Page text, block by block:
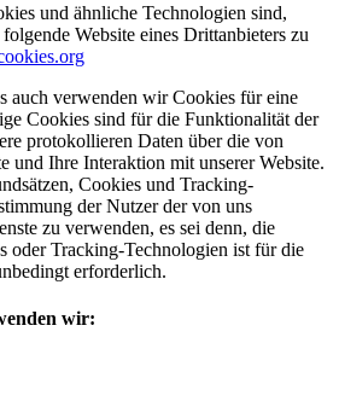
und ähnliche Technologien sind,
Website eines Drittanbieters zu
auch verwenden wir Cookies für eine
Cookies sind für die Funktionalität der
protokollieren Daten über die von
und Ihre Interaktion mit unserer Website.
Cookies und Tracking-
der Nutzer der von uns
zu verwenden, es sei denn, die
oder Tracking-Technologien ist für die
erforderlich.
wir: